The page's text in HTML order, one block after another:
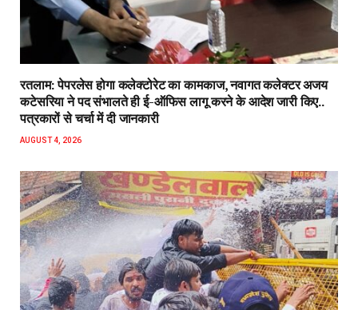
रतलाम: पेपरलेस होगा कलेक्टोरेट का कामकाज, नवागत कलेक्टर अजय
कटेसरिया ने पद संभालते ही ई-ऑफिस लागू करने के आदेश जारी किए..
पत्रकारों से चर्चा में दी जानकारी
AUGUST 4, 2026